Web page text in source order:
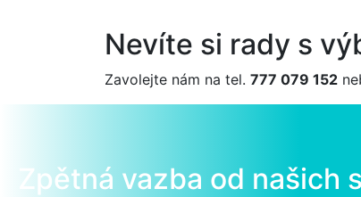
Nevíte si rady s
Zavolejte nám na tel. 777 079 152
Zpětná vazba od našich